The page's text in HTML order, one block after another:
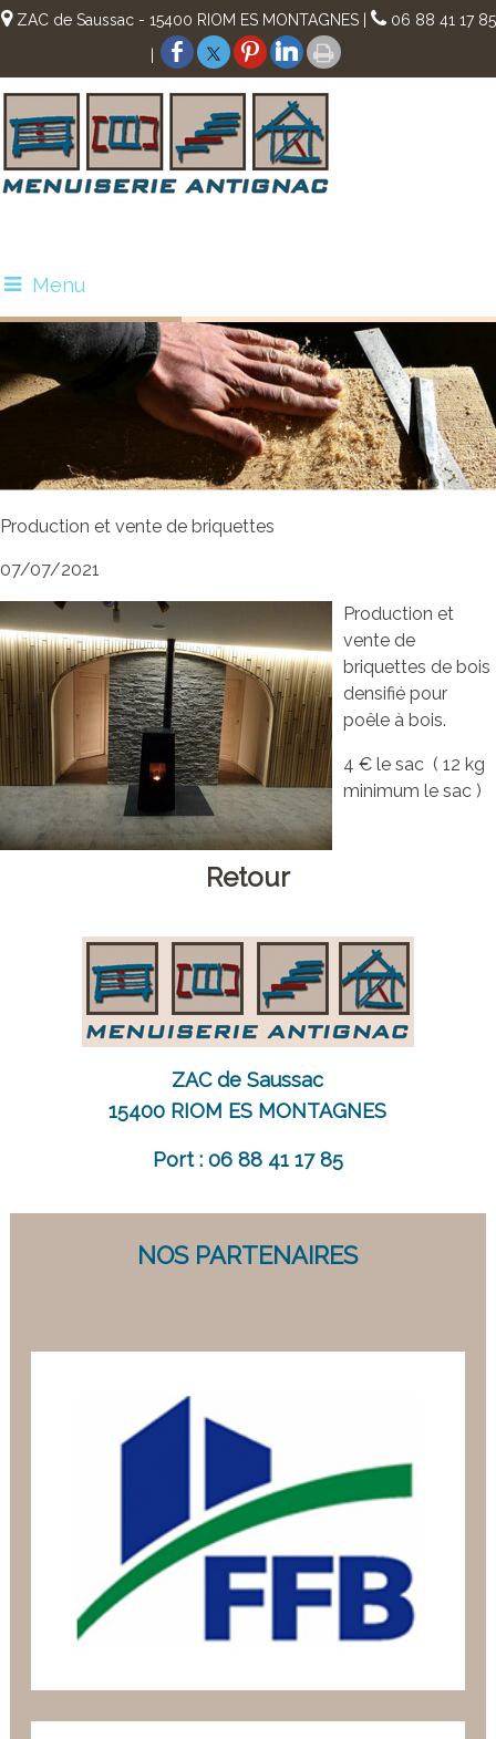
ZAC de Saussac - 15400 RIOM ES MONTAGNES |
06 88 41 17 85
Menu
Production et vente de briquettes
07/07/2021
Production et
vente de
briquettes de bois
densifié pour
poêle à bois.
4 € le sac ( 12 kg
minimum le sac )
Retour
ZAC de Saussac
15400 RIOM ES MONTAGNES
Port : 06 88 41 17 85
NOS PARTENAIRES